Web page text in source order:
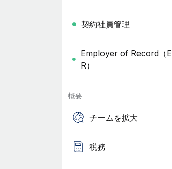
契約社員管理
Employer of Record（
R）
概要
チームを拡大
税務